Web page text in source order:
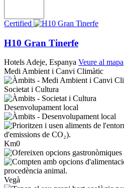
Certified
H10 Gran Tinerfe
Hotels Adeje, Espanya Veure al mapa
Medi Ambient i Canvi Climàtic
Societat i Cultura
Desenvolupament local
Km0
Vegà